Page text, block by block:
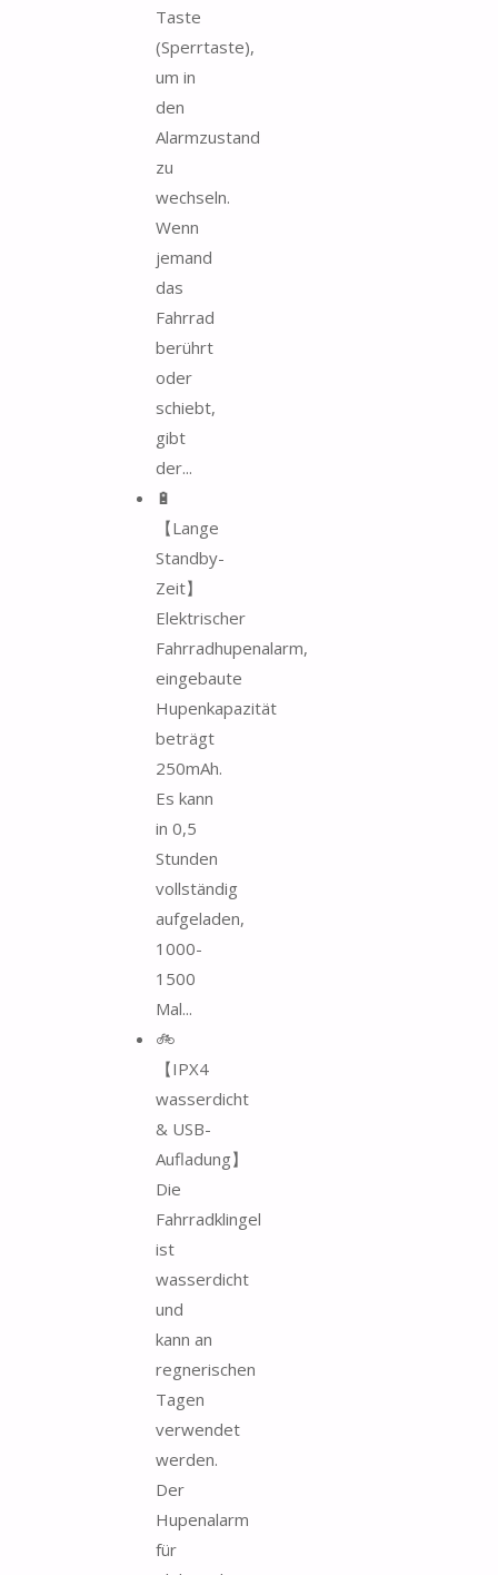
Taste
(Sperrtaste),
um in
den
Alarmzustand
zu
wechseln.
Wenn
jemand
das
Fahrrad
berührt
oder
schiebt,
gibt
der...
🔋
【Lange
Standby-
Zeit】
Elektrischer
Fahrradhupenalarm,
eingebaute
Hupenkapazität
beträgt
250mAh.
Es kann
in 0,5
Stunden
vollständig
aufgeladen,
1000-
1500
Mal...
🚲︎
【IPX4
wasserdicht
& USB-
Aufladung】
Die
Fahrradklingel
ist
wasserdicht
und
kann an
regnerischen
Tagen
verwendet
werden.
Der
Hupenalarm
für